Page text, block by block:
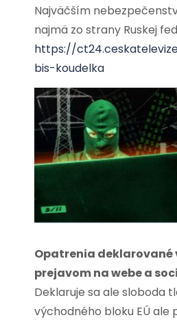
Najväčším
najmä zo strany Ruskej
https://
bis-koudelka
Opatrenia deklarované
prejavom na webe a
Deklaruje sa ale sloboda
východného bloku EÚ ale